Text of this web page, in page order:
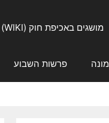
מושגים באכיפת חוק (WIKI)
פרשות השבוע